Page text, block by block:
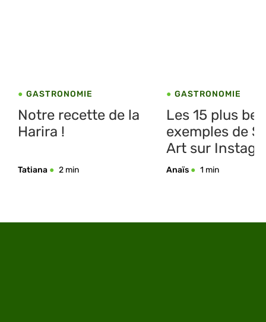
GASTRONOMIE
Notre recette de la
Harira !
Tatiana 2 min
GASTRONOMIE
Les 15 plus
exemples de
Art sur
Anaïs 1 min